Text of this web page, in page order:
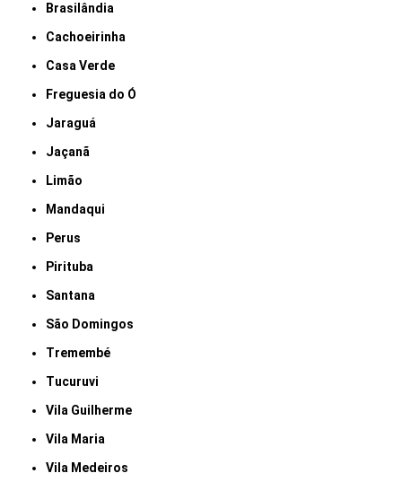
Brasilândia
Cachoeirinha
Casa Verde
Freguesia do Ó
Jaraguá
Jaçanã
Limão
Mandaqui
Perus
Pirituba
Santana
São Domingos
Tremembé
Tucuruvi
Vila Guilherme
Vila Maria
Vila Medeiros